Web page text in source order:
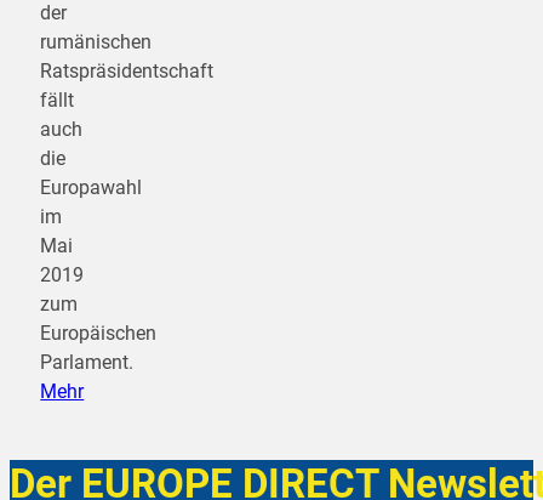
der
rumänischen
Ratspräsidentschaft
fällt
auch
die
Europawahl
im
Mai
2019
zum
Europäischen
Parlament.
Mehr
Der EUROPE DIRECT